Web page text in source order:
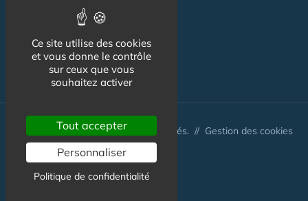
Professionnels
NOS AUTRES SITES :
© Australis 2026 - Tous droits réservés. // Gestion des cookies
Ce site utilise des cookies
et vous donne le contrôle
sur ceux que vous
souhaitez activer
Tout accepter
Personnaliser
Politique de confidentialité